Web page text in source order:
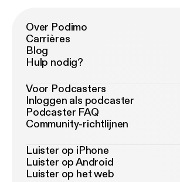
Over Podimo
Carrières
Blog
Hulp nodig?
Voor Podcasters
Inloggen als podcaster
Podcaster FAQ
Community-richtlijnen
Luister op iPhone
Luister op Android
Luister op het web